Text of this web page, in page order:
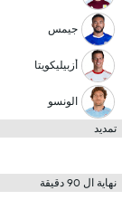
جيمس
أزبيليكويتا
الونسو
تمديد
نهاية ال 90 دقيقة